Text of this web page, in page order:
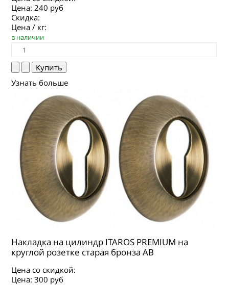
Цена:240 руб
Скидка:
Цена / кг:
в наличии
Узнать больше
Накладка на цилиндр ITAROS PREMIUM на
круглой розетке старая бронза АВ
Цена со скидкой:
Цена:300 руб